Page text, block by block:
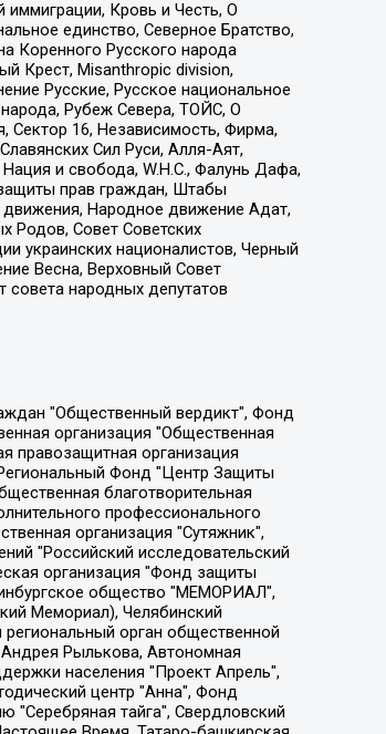
Кровь и Честь, О
единство, Северное Братство,
Коренного Русского народа
Крест, Misanthropic division,
Русские, Русское национальное
Рубеж Севера, ТОЙС, О
Сектор 16, Независимость, Фирма,
Сил Руси, Алля-Аят,
и свобода, W.H.С., Фалунь Дафа,
прав граждан, Штабы
движения, Народное движение Адат,
Родов, Совет Советских
украинских националистов, Черный
Весна, Верховный Совет
совета народных депутатов
Евгений Николаевич, Ганапольский Матвей Юрьевич, Киселев Евгений Алексеевич, Борухович Ирина Григорьевна, Дремин Иван Тимофеевич, Дубровский Дмитрий Викторович, Красноярская региональная общественная организация поддержки и развития альтернативных образовательных технологий и межкультурных коммуникаций "ИНТЕРРА", Маяковская Екатерина Алексеевна, Фейгин Марк Захарович, Филимонов Андрей Викторович, Дзугкоева Регина Николаевна, Доброхотов Роман Александрович, Дудь Юрий Александрович, Елкин Сергей Владимирович, Кругликов Кирилл Игоревич, Сабунаева Мария Леонидовна, Семенов Алексей Владимирович, Шаинян Карен Багратович, Шульман Екатерина Михайловна, Асафьев Артур Валерьевич, Вахштайн Виктор Семенович, Венедиктов Алексей Алексеевич, Лушникова Екатерина Евгеньевна, Волков Леонид Михайлович, Невзоров Александр Глебович, Пархоменко Сергей Борисович, Сироткин Ярослав Николаевич, Кара-Мурза Владимир Владимирович, Баранова Наталья Владимировна, Гозман Леонид Яковлевич, Кагарлицкий Борис Юльевич, Климарев Михаил Валерьевич, Милов Владимир Станиславович, Автономная некоммерческая организация Краснодарский центр современного искусства "Типография", Моргенштерн Алишер Тагирович, Соболь Любовь Эдуардовна, Общество с ограниченной ответственностью "ЛИЗА НОРМ", Каспаров Гарри Кимович, Ходорковский Михаил Борисович, Общество с ограниченной ответственностью "Апрельские тезисы", Данилович Ирина Брониславовна, Кашин Олег Владимирович, Петров Николай Владимирович, Пивоваров Алексей Владимирович, Соколов Михаил Владимирович, Цветкова Юлия Владимировна, Чичваркин Евгений Александрович, Комитет против пыток/Команда против пыток, Общество с ограниченной ответственностью "Первый научный", Общество с ограниченной ответственностью "Вертолет и ко", Белоцерковская Вероника Борисовна, Кац Максим Евгеньевич, Лазарева Татьяна Юрьевна, Шаведдинов Руслан Табризович, Яшин Илья Валерьевич, Общество с ограниченной ответственностью "Иноагент ААВ", Алешковский Дмитрий Петрович, Альбац Евгения Марковна, Быков Дмитрий Львович, Галямина Юлия Евгеньевна, Лойко Сергей Леонидович, Мартынов Кирилл Константинович, Медведев Сергей Александрович, Крашенинников Федор Геннадиевич, Гордеева Катерина Вл